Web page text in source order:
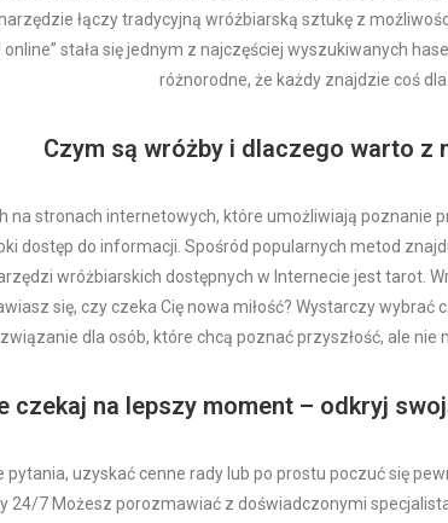
łączy tradycyjną wróżbiarską sztukę z
stała się jednym z najczęściej wyszukiwanych
różnorodne, że każdy znajdzie coś
Czym są wróżby i dlaczego warto z
na stronach internetowych, które umożliwiają poznanie
dostęp do informacji. Spośród popularnych metod
wróżbiarskich dostępnych w Internecie jest tarot.
się, czy czeka Cię nowa miłość? Wystarczy
dla osób, które chcą poznać przyszłość, ale nie
czekaj na lepszy moment – odkryj
uzyskać cenne rady lub po prostu poczuć się
24/7 Możesz porozmawiać z doświadczonymi